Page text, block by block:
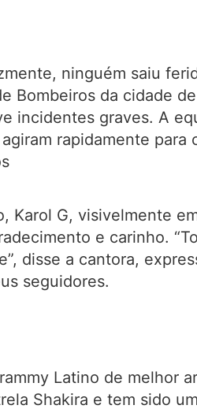
ninguém saiu
Bombeiros da cidade
incidentes graves. A
rapidamente para
Karol G, visivelmente
e carinho.
disse a cantora,
seguidores.
Latino de melhor
Shakira e tem sido